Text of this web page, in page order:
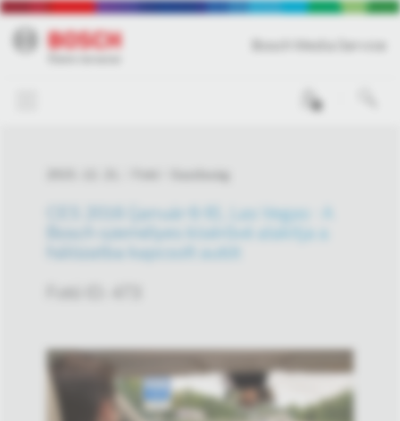
CES 2016 (január 6-9), Las Vegas - A
Bosch személyes kísérővé alakítja a
hálózatba kapcsolt autót